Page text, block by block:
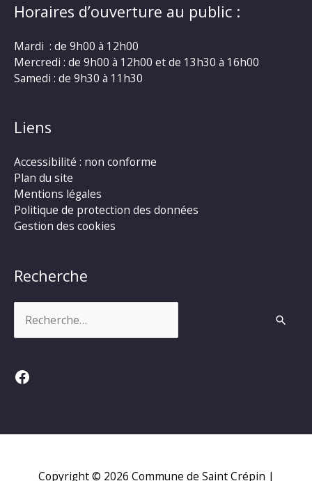
Horaires d’ouverture au public :
Mardi : de 9h00 à 12h00
Mercredi : de 9h00 à 12h00 et de 13h30 à 16h00
Samedi : de 9h30 à 11h30
Liens
Accessibilité : non conforme
Plan du site
Mentions légales
Politique de protection des données
Gestion des cookies
Recherche
Facebook
Copyright © 2026 Commune de Saint Crépin |